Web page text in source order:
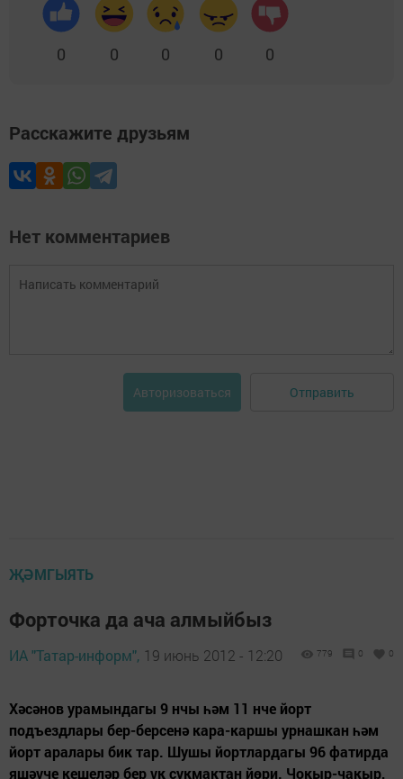
0 0 0 0 0
Расскажите друзьям
Нет комментариев
Авторизоваться Отправить
ҖӘМГЫЯТЬ
Форточка да ача алмыйбыз
ИА "Татар-информ", 19 июнь 2012 - 12:20 779 0 0
Хәсәнов урамындагы 9 нчы һәм 11 нче йорт
подъездлары бер-берсенә кара-каршы урнашкан һәм
йорт аралары бик тар. Шушы йортлардагы 96 фатирда
яшәүче кешеләр бер үк сукмактан йөри. Чокыр-чакыр,